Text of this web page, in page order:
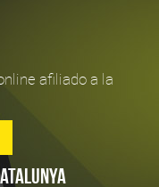
afiliado a la